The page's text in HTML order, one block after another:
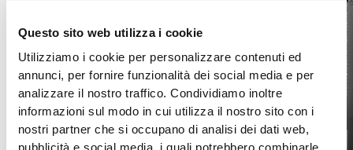
Questo sito web utilizza i cookie
Utilizziamo i cookie per personalizzare contenuti ed
annunci, per fornire funzionalità dei social media e per
analizzare il nostro traffico. Condividiamo inoltre
informazioni sul modo in cui utilizza il nostro sito con i
nostri partner che si occupano di analisi dei dati web,
pubblicità e social media, i quali potrebbero combinarle